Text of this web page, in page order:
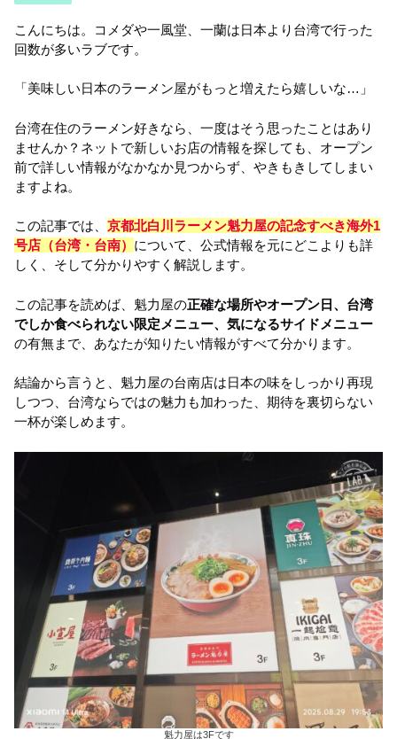
こんにちは。コメダや一風堂、一蘭は日本より台湾で行った
回数が多いラブです。
「美味しい日本のラーメン屋がもっと増えたら嬉しいな…」
台湾在住のラーメン好きなら、一度はそう思ったことはあり
ませんか？ネットで新しいお店の情報を探しても、オープン
前で詳しい情報がなかなか見つからず、やきもきしてしまい
ますよね。
この記事では、 京都北白川ラーメン魁力屋の記念すべき海外1
号店（台湾・台南） について、公式情報を元にどこよりも詳
しく、そして分かりやすく解説します。
この記事を読めば、魁力屋の正確な場所やオープン日、台湾
でしか食べられない限定メニュー、気になるサイドメニュー
の有無まで、あなたが知りたい情報がすべて分かります。
結論から言うと、魁力屋の台南店は日本の味をしっかり再現
しつつ、台湾ならではの魅力も加わった、期待を裏切らない
一杯が楽しめます。
魁力屋は3Fです